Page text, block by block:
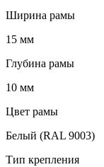
Ширина рамы
15 мм
Глубина рамы
10 мм
Цвет рамы
Белый (RAL 9003)
Тип крепления